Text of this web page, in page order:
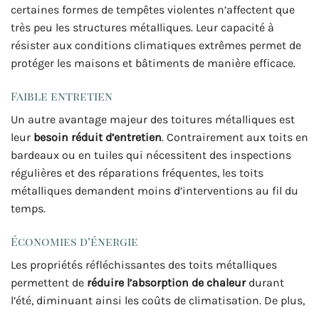
certaines formes de tempêtes violentes n’affectent que
très peu les structures métalliques. Leur capacité à
résister aux conditions climatiques extrêmes permet de
protéger les maisons et bâtiments de manière efficace.
Faible entretien
Un autre avantage majeur des toitures métalliques est
leur besoin réduit d’entretien. Contrairement aux toits en
bardeaux ou en tuiles qui nécessitent des inspections
régulières et des réparations fréquentes, les toits
métalliques demandent moins d’interventions au fil du
temps.
Économies d’énergie
Les propriétés réfléchissantes des toits métalliques
permettent de réduire l’absorption de chaleurdurant
l’été, diminuant ainsi les coûts de climatisation. De plus,